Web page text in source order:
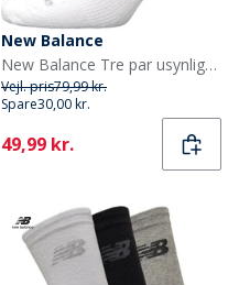
New Balance
New Balance Tre par usynlige strømper Sort/Grå/Hvid
Vejl. pris79,99 kr.
Spare30,00 kr.
Current
49,99 kr.